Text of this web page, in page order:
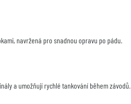
navržená pro snadnou opravu po pádu.
a umožňují rychlé tankování během závodů.